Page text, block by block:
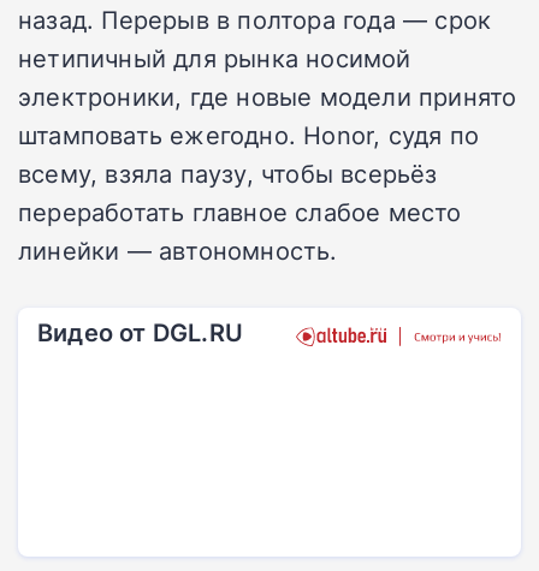
назад. Перерыв в полтора года — срок
нетипичный для рынка носимой
электроники, где новые модели принято
штамповать ежегодно. Honor, судя по
всему, взяла паузу, чтобы всерьёз
переработать главное слабое место
линейки — автономность.
Видео от DGL.RU